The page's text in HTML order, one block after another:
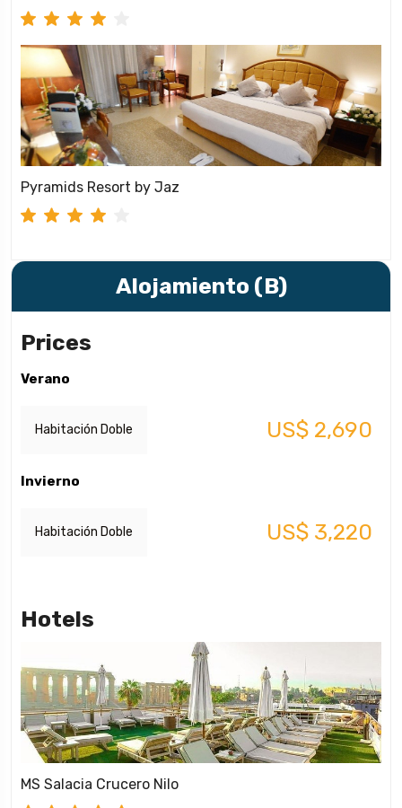
Pyramids Resort by Jaz
Alojamiento (B)
Prices
Verano
Habitación Doble US$ 2,690
Invierno
Habitación Doble US$ 3,220
Hotels
MS Salacia Crucero Nilo